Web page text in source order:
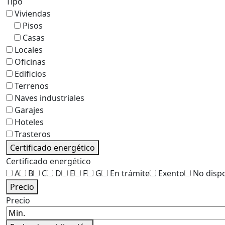
Viviendas
Pisos
Casas
Locales
Oficinas
Edificios
Terrenos
Naves industriales
Garajes
Hoteles
Trasteros
Certificado energético
Certificado energético
A
B C D E F G En trámite Exento
No
Precio
Precio